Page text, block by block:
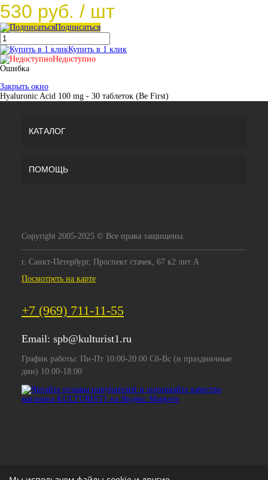
530 руб. / шт
Подписаться
Купить в 1 клик
Недоступно
Ошибка
Закрыть окно
Hyaluronic Acid 100 mg - 30 таблеток (Be First)
КАТАЛОГ
ПОМОЩЬ
Copyright 2005-2025 © Все права защищены.
г. Санкт-Петербург, Проспект стачек, 67 к2 лит А
Посмотреть на карте
+7 (969) 711-11-55
Email: spb@kulturist1.ru
График работы: Пн-Пт 10:00-20:00 Сб-Вс (и праздничные
дни) 10:00-18:00